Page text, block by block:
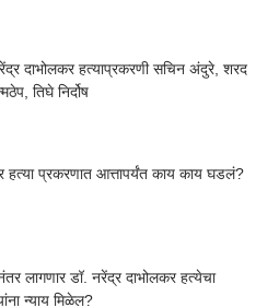
दाभोलकर हत्याप्रकरणी सचिन अंदुरे, शरद
तिघे निर्दोष
हत्या प्रकरणात आत्तापर्यंत काय काय घडलं?
डॉ. नरेंद्र दाभोलकर हत्येचा
न्याय मिळेल?